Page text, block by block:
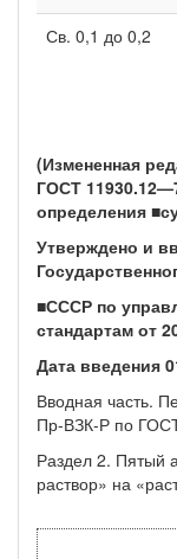
Св. 0,1 до 0,2
(Измененная
ГОСТ
определения
Утверждено и
■СССР по
стандартам от
Дата введения
Вводная часть.
Пр-ВЗК-Р по
Раздел 2. Пятый
раствор» на